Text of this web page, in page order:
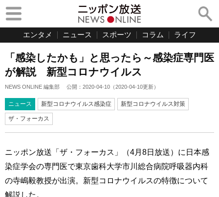
エンタメ ニュース スポーツ コラム ライフ
「感染したかも」と思ったら～感染症専門医
が解説 新型コロナウイルス
NEWS ONLINE 編集部 公開： 2020-04-10 （2020-04-10更新）
ニュース 新型コロナウイルス感染症 新型コロナウイルス対策
ザ・フォーカス
ニッポン放送「ザ・フォーカス」（4月8日放送）に日本感
染症学会の専門医で東京歯科大学市川総合病院呼吸器内科
の寺嶋毅教授が出演。新型コロナウイルスの特徴について
解説した。